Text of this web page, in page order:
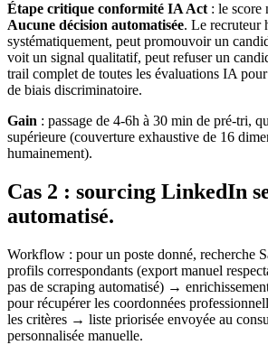
Étape critique conformité IA Act: le score
Aucune décision automatisée. Le recruteur
systématiquement, peut promouvoir un
voit un signal qualitatif, peut refuser un
trail complet de toutes les évaluations IA
de biais discriminatoire.
Gain : passage de 4-6h à 30 min de pré-tri,
supérieure (couverture exhaustive de 16
humainement).
Cas 2 : sourcing LinkedIn
automatisé.
Workflow : pour un poste donné, recherche
profils correspondants (export manuel
pas de scraping automatisé) →
pour récupérer les coordonnées
les critères → liste priorisée envoyée au
personnalisée manuelle.